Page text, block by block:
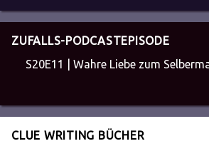
ZUFALLS-PODCASTEPISODE
S20E11 | Wahre Liebe zum
CLUE WRITING BÜCHER